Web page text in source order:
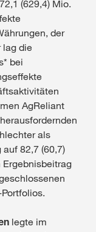
(629,4) Mio.
der
lag die
bei
AgReliant
als
82,7 (60,7)
legte im